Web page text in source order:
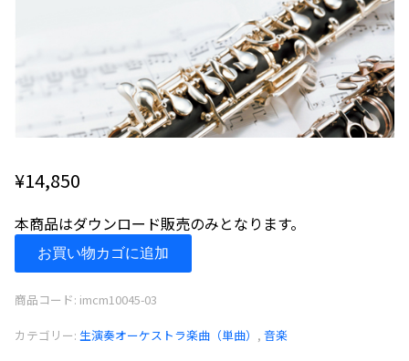
¥14,850
本商品はダウンロード販売のみとなります。
ァ
ー
ズ：
お買い物カゴに追加
商品コード: imcm10045-03
カテゴリー: 生演奏オーケストラ楽曲（単曲） , 音楽